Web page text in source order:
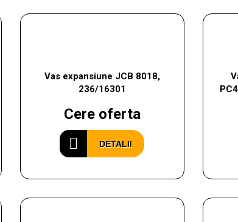
Vas expansiune JCB 8018,
236/16301
Cere oferta
DETALII